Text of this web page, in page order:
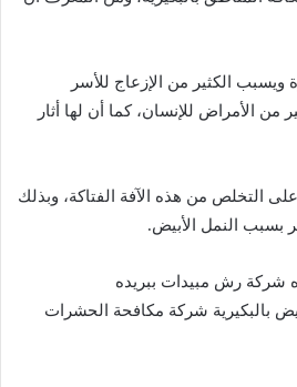
الكثير من الإزعاج للأسر
من الأمراض للإنسان، كما أن لها أثار
التخلص من هذه الآفة الفتاكة، وبذلك
بسبب النمل الأبيض.